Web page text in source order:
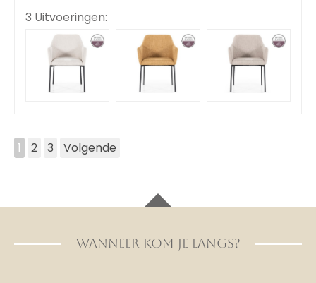
3 Uitvoeringen:
1 2 3 Volgende
WANNEER KOM JE LANGS?